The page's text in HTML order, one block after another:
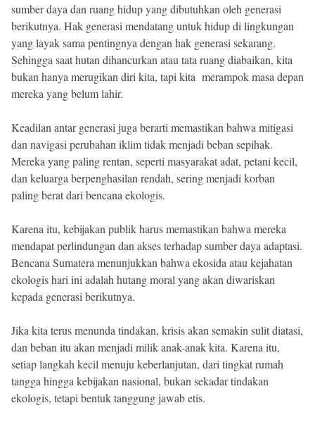
sumber daya dan ruang hidup yang dibutuhkan oleh generasi
berikutnya. Hak generasi mendatang untuk hidup di lingkungan
yang layak sama pentingnya dengan hak generasi sekarang.
Sehingga saat hutan dihancurkan atau tata ruang diabaikan, kita
bukan hanya merugikan diri kita, tapi kita merampok masa depan
mereka yang belum lahir.
Keadilan antar generasi juga berarti memastikan bahwa mitigasi
dan navigasi perubahan iklim tidak menjadi beban sepihak.
Mereka yang paling rentan, seperti masyarakat adat, petani kecil,
dan keluarga berpenghasilan rendah, sering menjadi korban
paling berat dari bencana ekologis.
Karena itu, kebijakan publik harus memastikan bahwa mereka
mendapat perlindungan dan akses terhadap sumber daya adaptasi.
Bencana Sumatera menunjukkan bahwa ekosida atau kejahatan
ekologis hari ini adalah hutang moral yang akan diwariskan
kepada generasi berikutnya.
Jika kita terus menunda tindakan, krisis akan semakin sulit diatasi,
dan beban itu akan menjadi milik anak-anak kita. Karena itu,
setiap langkah kecil menuju keberlanjutan, dari tingkat rumah
tangga hingga kebijakan nasional, bukan sekadar tindakan
ekologis, tetapi bentuk tanggung jawab etis.